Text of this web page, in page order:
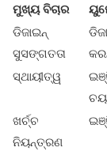
ମୁଖ୍ୟ ବିଚାର
ଡିଜାଇନ୍
ସୁସଙ୍ଗତତା
ସ୍ଥାୟୀତ୍ୱ
ଖର୍ଚ୍ଚ
ନିୟନ୍ତ୍ରଣ